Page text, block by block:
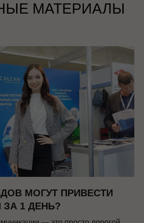
МАТЕРИАЛЫ
МОГУТ ПРИВЕСТИ
ЗА 1 ДЕНЬ?